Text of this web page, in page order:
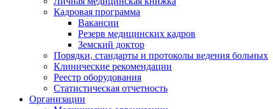
Кадровая программа
Вакансии
Резерв медицинских кадров
Земский доктор
Порядки, стандарты и протоколы ведения больных
Клинические рекомендации
Реестр оборудования
Статистическая отчетность
Организации